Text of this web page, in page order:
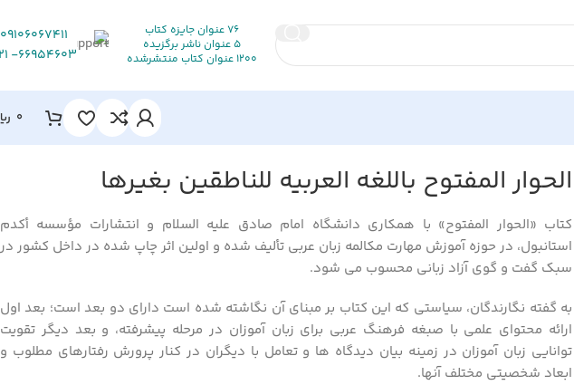
76 عنوان جایزه کتاب
5 عنوان ناشر برگزیده
1200 عنوان کتاب منتشرشده
09106067411
66954603- 021
الحوار المفتوح باللغه العربیه للناطقین بغیرها
کتاب «الحوار المفتوح» با همکاری دانشگاه امام صادق علیه السلام و انتشارات مؤسسه أکدم
استانبول، در حوزه آموزش مهارت مکالمه زبان عربی تألیف شده و اولین اثر چاپ شده در داخل کشور در
سبک گفت و گوی آزاد زبانی محسوب می شود.
به گفته نگارندگان، سیاستی که این کتاب بر مبنای آن نگاشته شده است دارای دو بعد است؛ بعد اول
ارائه محتوای علمی با صبغه فرهنگ عربی برای زبان آموزان در مرحله پیشرفته، و بعد دیگر تقویت
توانایی زبان آموزان در زمینه بیان دیدگاه ها و تعامل با دیگران در کنار پرورش رفتارهای مطلوب و
ابعاد شخصیتی مختلف آنها.